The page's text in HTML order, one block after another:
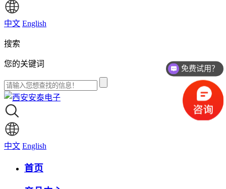
中文 English
搜索
您的关键词
中文 English
首页
价格如何？